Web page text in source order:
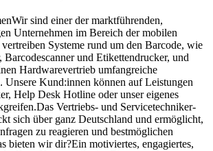
sind einer der marktführenden,
Unternehmen im Bereich der mobilen
Systeme rund um den Barcode, wie
und Etikettendrucker, und
Hardwarevertrieb umfangreiche
Unsere Kund:innen können auf Leistungen
Help Desk Hotline oder unser eigenes
Vertriebs- und Servicetechniker-
sich über ganz Deutschland und ermöglicht,
zu reagieren und bestmöglichen
bieten wir dir?Ein motiviertes, engagiertes,